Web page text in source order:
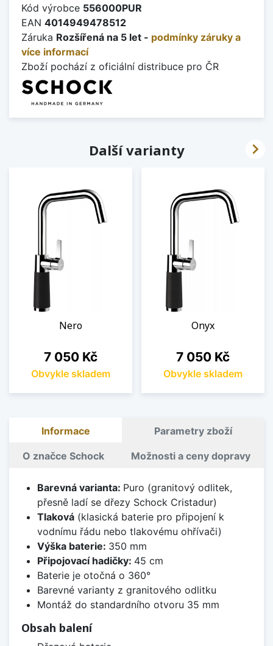
Kód výrobce 556000PUR
EAN 4014949478512
Záruka Rozšířená na 5 let - podmínky záruky a
více informací
Zboží pochází z oficiální distribuce pro ČR
Další varianty
Nero
Cena
7 050 Kč
Obvykle skladem
Onyx
Cena
7 050 Kč
Obvykle skladem

Informace Parametry zboží
O značce Schock Možnosti a ceny dopravy
Barevná varianta: Puro (granitový odlitek,
přesně ladí se dřezy Schock Cristadur)
Tlaková(klasická baterie pro připojení k
vodnímu řádu nebo tlakovému ohřívači)
Výška baterie: 350 mm
Připojovací hadičky: 45 cm
Baterie je otočná o 360°
Barevné varianty z granitového odlitku
Montáž do standardního otvoru 35 mm
Obsah balení